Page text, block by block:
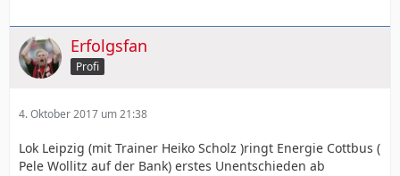
Erfolgsfan
Profi
4. Oktober 2017 um 21:38
Lok Leipzig (mit Trainer Heiko Scholz )ringt Energie Cottbus (
Pele Wollitz auf der Bank) erstes Unentschieden ab